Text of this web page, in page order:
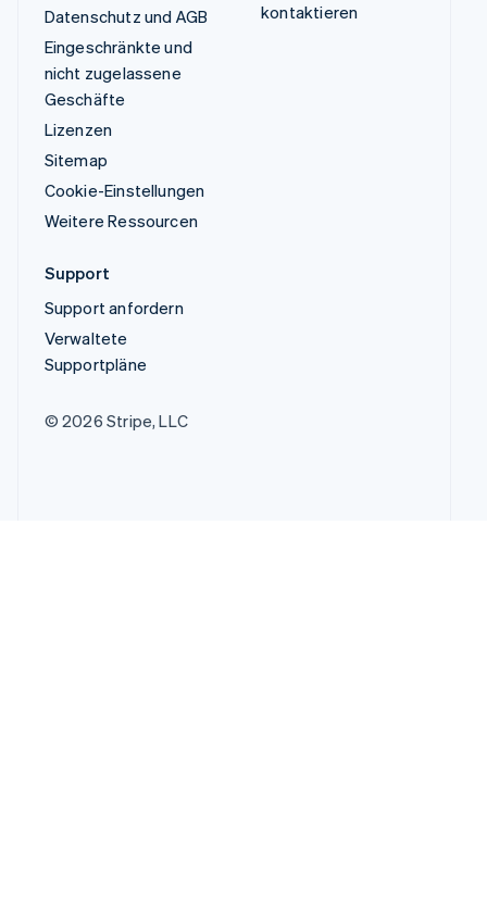
Datenschutz und AGB
Eingeschränkte und
nicht zugelassene
Geschäfte
Lizenzen
Sitemap
Cookie-Einstellungen
Weitere Ressourcen
kontaktieren
Support
Support anfordern
Verwaltete
Supportpläne
© 2026 Stripe, LLC